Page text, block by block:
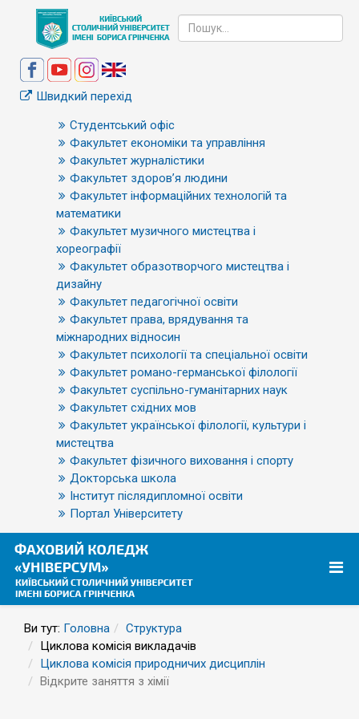
Швидкий перехід
Студентський офіс
Факультет економіки та управління
Факультет журналістики
Факультет здоров’я людини
Факультет інформаційних технологій та
математики
Факультет музичного мистецтва і
хореографії
Факультет образотворчого мистецтва і
дизайну
Факультет педагогічної освіти
Факультет права, врядування та
міжнародних відносин
Факультет психології та спеціальної освіти
Факультет романо-германської філології
Факультет суспільно-гуманітарних наук
Факультет східних мов
Факультет української філології, культури і
мистецтва
Факультет фізичного виховання і спорту
Докторська школа
Інститут післядипломної освіти
Портал Університету
Ви тут: Головна
Структура
Циклова комісія викладачів
Циклова комісія природничих дисциплін
Відкрите заняття з хімії